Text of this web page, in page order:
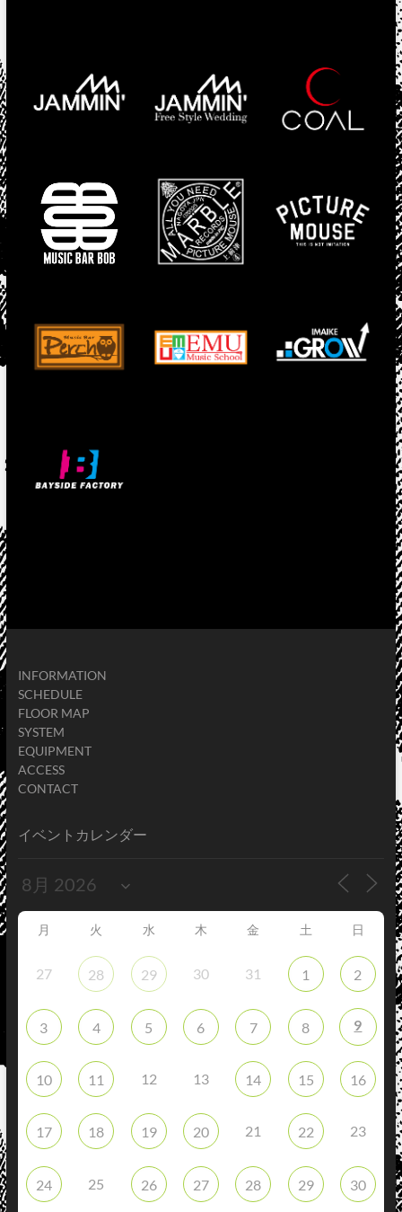
INFORMATION
SCHEDULE
FLOOR MAP
SYSTEM
EQUIPMENT
ACCESS
CONTACT
イベントカレンダー
月 火 水 木 金 土 日
27 28 29 30 31 1 2
3 4 5 6 7 8 9
10 11 12 13 14 15 16
17 18 19 20 21 22 23
24 25 26 27 28 29 30